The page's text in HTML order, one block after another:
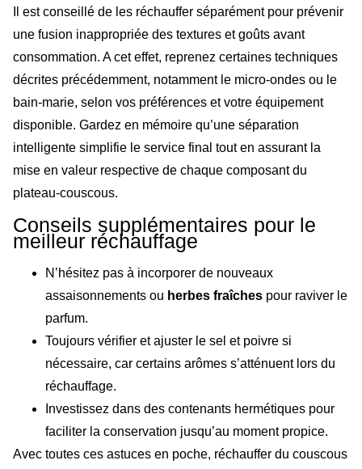
Il est conseillé de les réchauffer séparément pour prévenir
une fusion inappropriée des textures et goûts avant
consommation. A cet effet, reprenez certaines techniques
décrites précédemment, notamment le micro-ondes ou le
bain-marie, selon vos préférences et votre équipement
disponible. Gardez en mémoire qu’une séparation
intelligente simplifie le service final tout en assurant la
mise en valeur respective de chaque composant du
plateau-couscous.
Conseils supplémentaires pour le
meilleur réchauffage
N’hésitez pas à incorporer de nouveaux
assaisonnements ou herbes fraîches pour raviver le
parfum.
Toujours vérifier et ajuster le sel et poivre si
nécessaire, car certains arômes s’atténuent lors du
réchauffage.
Investissez dans des contenants hermétiques pour
faciliter la conservation jusqu’au moment propice.
Avec toutes ces astuces en poche, réchauffer du couscous